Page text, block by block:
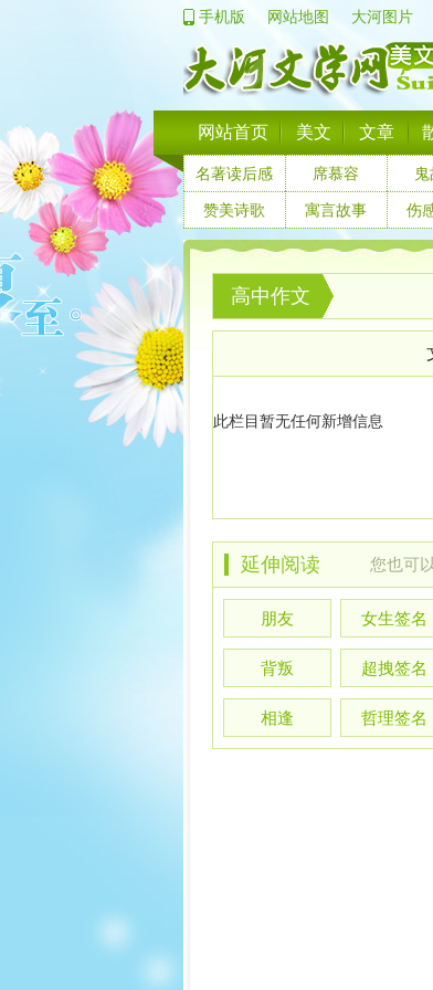
手机版 网站地图 大河图片
网站首页 美文 文章
名著读后感 席慕容
赞美诗歌 寓言故事 伤
高中作文
此栏目暂无任何新增信息
延伸阅读 您也可以
朋友 女生签名
背叛 超拽签名
相逢 哲理签名